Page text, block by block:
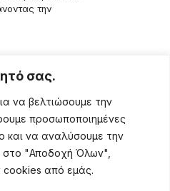
σας.
να βελτιώσουμε την
προσωποποιημένες
και να αναλύσουμε την
στο "Αποδοχή Όλων",
cookies από εμάς.
την